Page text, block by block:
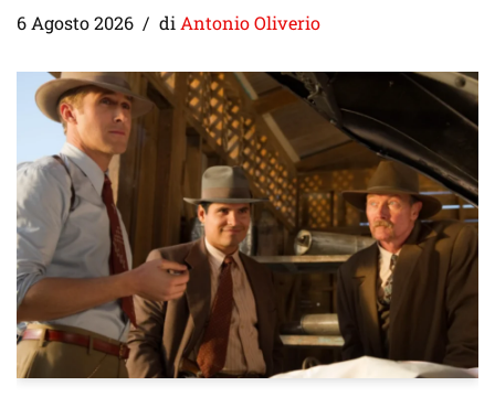
6 Agosto 2026 di Antonio Oliverio